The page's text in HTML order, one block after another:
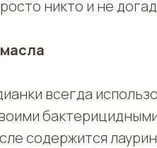
никто и не
всегда
содержится